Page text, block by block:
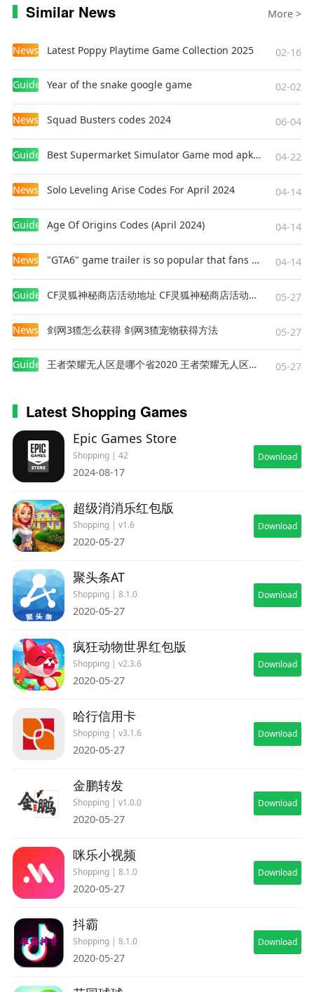
Similar News More >
News Latest Poppy Playtime Game Collection 2025 02-16
Guides Year of the snake google game 02-02
News Squad Busters codes 2024 06-04
Guides Best Supermarket Simulator Game mod apk for Android 04-22
News Solo Leveling Arise Codes For April 2024 04-14
Guides Age Of Origins Codes (April 2024) 04-14
News "GTA6" game trailer is so popular that fans make and release a real-life version 04-14
Guides CF灵狐神秘商店活动地址 CF灵狐神秘商店活动网址 05-27
News 剑网3猹怎么获得 剑网3猹宠物获得方法 05-27
Guides 王者荣耀无人区是哪个省2020 王者荣耀无人区在哪些地方 05-27
Latest Shopping Games
Epic Games Store
Shopping | 42
2024-08-17
Download
超级消消乐红包版
Shopping | v1.6
2020-05-27
Download
聚头条AT
Shopping | 8.1.0
2020-05-27
Download
疯狂动物世界红包版
Shopping | v2.3.6
2020-05-27
Download
哈行信用卡
Shopping | v3.1.6
2020-05-27
Download
金鹏转发
Shopping | v1.0.0
2020-05-27
Download
咪乐小视频
Shopping | 8.1.0
2020-05-27
Download
抖霸
Shopping | 8.1.0
2020-05-27
Download